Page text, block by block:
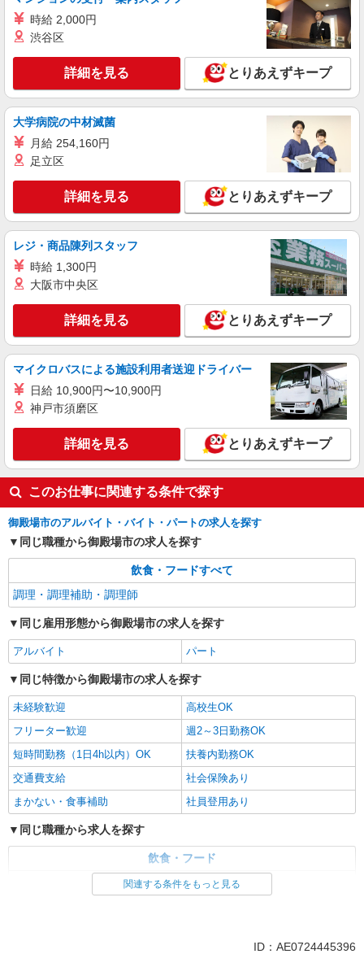
茨城県 の各事業所 ◎希望優先◎
詳細を見る
パート
さわやか 御殿場インター店
調理補助（ディナータイム）／炭焼きハンバー
グレストラン
時給1,450円〜1,875円（手当による） ※高校
す。 ≪基本時給にプラスして下記手当あり≫ １．
土日祝手当（毎時 プラス100円） ２．繁忙手当
（毎時 プラス100円） （土日祝手当と繁忙手当の
重複あり）
炭焼きレストランさわやか 御殿場インター店
（静岡県御殿場市東田中984-1）
キープ 詳細を見る
アルバイト パート
さわやか 御殿場ぐみ沢店
主に閉店作業（ラスト）・閉店準備＆調理補助
／炭焼きハンバーグレストラン
26年12月〜27年2月末迄／オープニング時給
給1,450円〜1,875円（手当による） オープンまで
の研修時は時給1,450円（約1ヶ月間） ★22時以降
昇給制度があります。 ≪基本時給にプラスして下
記手当あり≫ １．土日祝手当（毎時 プラス100
円） ２．繁忙手当 （毎時 プラス100円） （土日
祝手当と繁忙手当の重複あり）
炭焼きレストランさわやか 御殿場ぐみ沢店
（〒412-0041 静岡県御殿場市茱萸沢172-7） ◎
研修で安心！オープンまでは御殿場インター店
（既存店／静岡県御殿場市東田中984-1）にて研修
勤務となります。 研修先の交通費規定支給（月上
限45,700円）
キープ 詳細を見る
アルバイト パート
さわやか 御殿場プレミアム・アウトレット店
主に閉店作業（ラスト）・閉店準備＆調理補助
／炭焼きハンバーグレストラン
時給1,300円〜1,725円（手当による） ★22時
じて昇給制度があります。 ≪基本時給にプラスし
て下記手当あり≫ １．土日祝手当（毎時 プラス
100円） ２．繁忙手当 （毎時 プラス100円）
（土日祝手当と繁忙手当の重複あり）
炭焼きレストランさわやか 御殿場プレミア
ム・アウトレット店 （静岡県御殿場市深沢1312
御殿場プレミアム・アウトレット）
キープ
時給 2,000円
渋谷区
詳細を見る とりあえずキープ
大学病院の中材滅菌
月給 254,160円
足立区
詳細を見る とりあえずキープ
レジ・商品陳列スタッフ
時給 1,300円
大阪市中央区
詳細を見る とりあえずキープ
マイクロバスによる施設利用者送迎ドライバー
日給 10,900円〜10,900円
神戸市須磨区
詳細を見る とりあえずキープ
このお仕事に関連する条件で探す
御殿場市のアルバイト・バイト・パートの求人を探す
同じ職種から御殿場市の求人を探す
飲食・フードすべて
調理・調理補助・調理師
同じ雇用形態から御殿場市の求人を探す
アルバイト パート
同じ特徴から御殿場市の求人を探す
未経験歓迎
高校生OK
フリーター歓迎
週2～3日勤務OK
短時間勤務（1日4h以内）OK
扶養内勤務OK
交通費支給
社会保険あり
まかない・食事補助
社員登用あり
同じ職種から求人を探す
飲食・フード
調理・調理補助・調理師関連する条件をもっと見る
ID：AE0724445396